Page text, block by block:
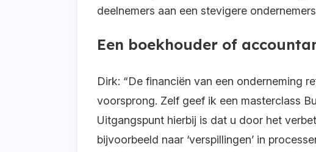
deelnemers aan een stevigere
Een boekhouder of
Dirk: “De financiën van een onderneming
voorsprong. Zelf geef ik een masterclass
Uitgangspunt hierbij is dat u door het
bijvoorbeeld naar ‘verspillingen’ in